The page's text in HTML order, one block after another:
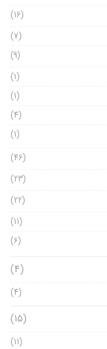
(16)
(7)
(9)
(1)
(1)
(4)
(1)
(46)
(23)
(22)
(11)
(6)
(4)
(4)
(15)
(11)